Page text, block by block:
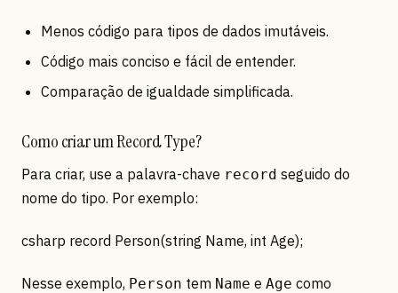
Menos código para tipos de dados imutáveis.
Código mais conciso e fácil de entender.
Comparação de igualdade simplificada.
Como criar um Record Type?
Para criar, use a palavra-chave record seguido do
nome do tipo. Por exemplo:
csharp record Person(string Name, int Age);
Nesse exemplo, Person tem Name e Age como